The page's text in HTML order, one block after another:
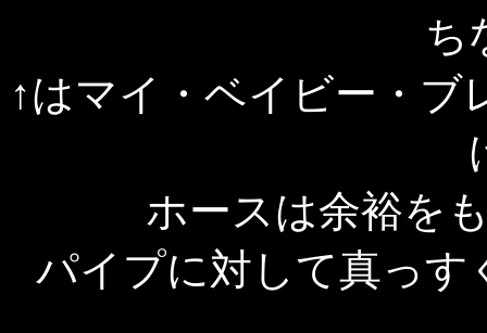
ち
↑はマイ・ベイビー・ブ
ホースは余裕を
パイプに対して真っ